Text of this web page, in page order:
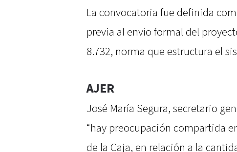
La convocatoria fue definida
previa al envío formal del
8.732, norma que estructura el
AJER
José María Segura, secretario
“hay preocupación compartida
de la Caja, en relación a la